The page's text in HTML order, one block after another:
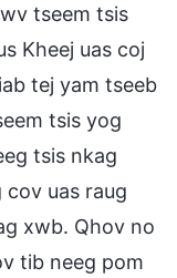
tseem tsis
Kheej uas coj
tej yam tseeb
tsis yog
tsis nkag
cov uas raug
xwb. Qhov no
tib neeg pom